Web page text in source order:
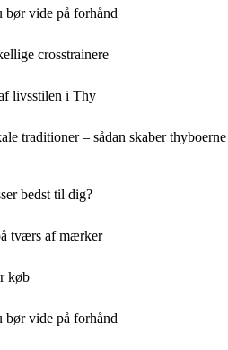
bør vide på forhånd
crosstrainere
livsstilen i Thy
traditioner – sådan skaber thyboerne
bedst til dig?
tværs af mærker
køb
bør vide på forhånd